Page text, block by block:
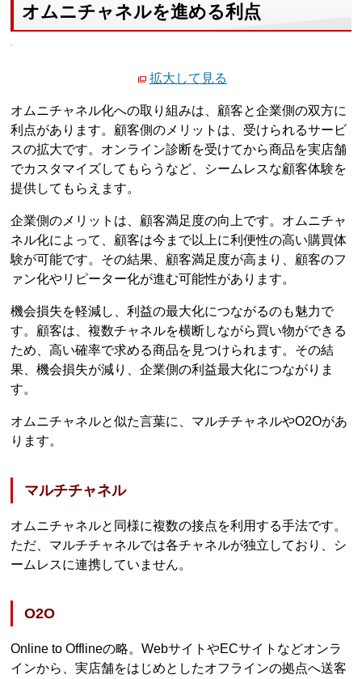
オムニチャネルを進める利点
拡大して見る
オムニチャネル化への取り組みは、顧客と企業側の双方に
利点があります。顧客側のメリットは、受けられるサービ
スの拡大です。オンライン診断を受けてから商品を実店舗
でカスタマイズしてもらうなど、シームレスな顧客体験を
提供してもらえます。
企業側のメリットは、顧客満足度の向上です。オムニチャ
ネル化によって、顧客は今まで以上に利便性の高い購買体
験が可能です。その結果、顧客満足度が高まり、顧客のフ
ァン化やリピーター化が進む可能性があります。
機会損失を軽減し、利益の最大化につながるのも魅力で
す。顧客は、複数チャネルを横断しながら買い物ができる
ため、高い確率で求める商品を見つけられます。その結
果、機会損失が減り、企業側の利益最大化につながりま
す。
オムニチャネルと似た言葉に、マルチチャネルやO2Oがあ
ります。
マルチチャネル
オムニチャネルと同様に複数の接点を利用する手法です。
ただ、マルチチャネルでは各チャネルが独立しており、シ
ームレスに連携していません。
O2O
Online to Offlineの略。WebサイトやECサイトなどオンラ
インから、実店舗をはじめとしたオフラインの拠点へ送客